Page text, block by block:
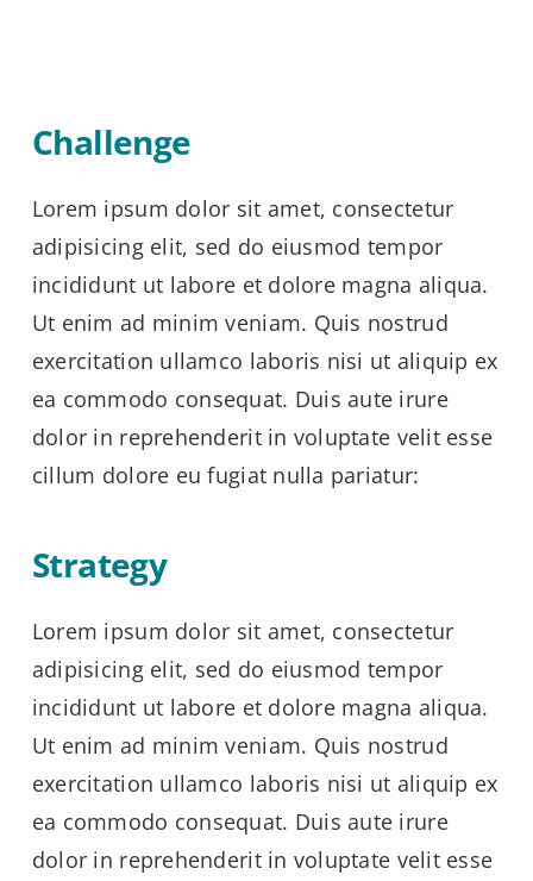
WhatsApp-groepsregels
Hulp nodig?
Challenge
Lorem ipsum dolor sit amet, consectetur
adipisicing elit, sed do eiusmod tempor
incididunt ut labore et dolore magna aliqua.
Ut enim ad minim veniam. Quis nostrud
exercitation ullamco laboris nisi ut aliquip ex
ea commodo consequat. Duis aute irure
dolor in reprehenderit in voluptate velit esse
cillum dolore eu fugiat nulla pariatur:
Strategy
Lorem ipsum dolor sit amet, consectetur
adipisicing elit, sed do eiusmod tempor
incididunt ut labore et dolore magna aliqua.
Ut enim ad minim veniam. Quis nostrud
exercitation ullamco laboris nisi ut aliquip ex
ea commodo consequat. Duis aute irure
dolor in reprehenderit in voluptate velit esse